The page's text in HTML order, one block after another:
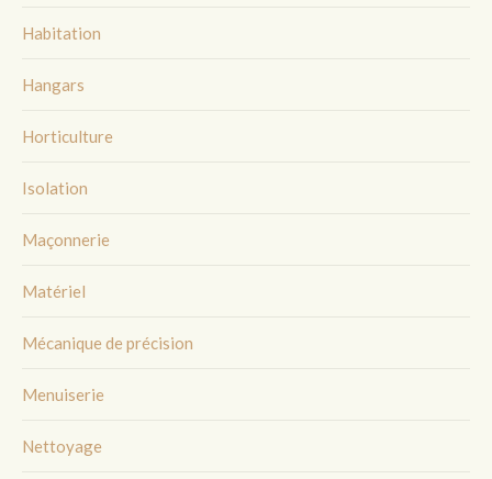
Habitation
Hangars
Horticulture
Isolation
Maçonnerie
Matériel
Mécanique de précision
Menuiserie
Nettoyage